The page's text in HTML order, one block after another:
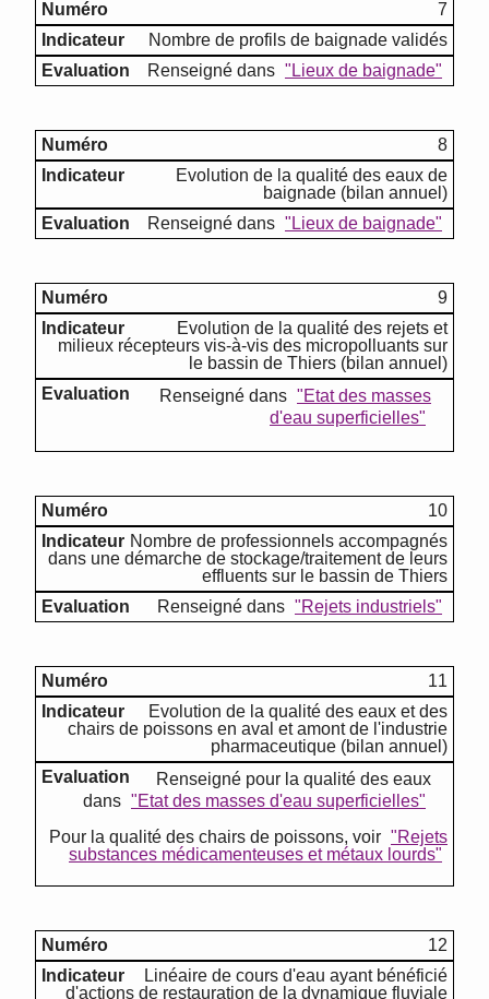
7
Nombre de profils de baignade validés
Renseigné dans "Lieux de baignade"
8
Evolution de la qualité des eaux de
baignade (bilan annuel)
Renseigné dans "Lieux de baignade"
9
Evolution de la qualité des rejets et
milieux récepteurs vis-à-vis des micropolluants sur
le bassin de Thiers (bilan annuel)
Renseigné dans "Etat des masses
d'eau superficielles"
10
Nombre de professionnels accompagnés
dans une démarche de stockage/traitement de leurs
effluents sur le bassin de Thiers
Renseigné dans "Rejets industriels"
11
Evolution de la qualité des eaux et des
chairs de poissons en aval et amont de l'industrie
pharmaceutique (bilan annuel)
Renseigné pour la qualité des eaux
dans "Etat des masses d'eau superficielles"
Pour la qualité des chairs de poissons, voir "Rejets
substances médicamenteuses et métaux lourds"
12
Linéaire de cours d'eau ayant bénéficié
d'actions de restauration de la dynamique fluviale